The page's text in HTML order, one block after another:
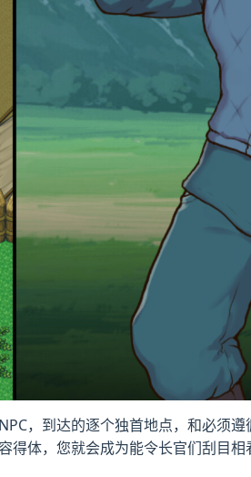
，到达的逐个独首地点，和必须
得体，您就会成为能令长官们刮目